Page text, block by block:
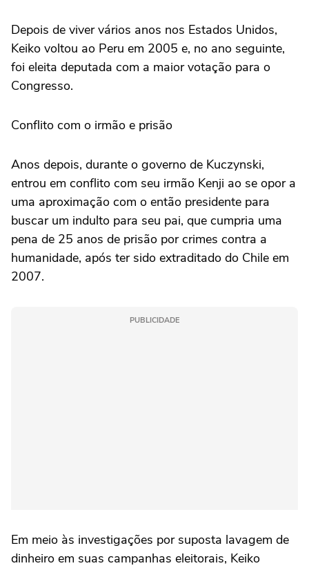
Depois de viver vários anos nos Estados Unidos,
Keiko voltou ao Peru em 2005 e, no ano seguinte,
foi eleita deputada com a maior votação para o
Congresso.
Conflito com o irmão e prisão
Anos depois, durante o governo de Kuczynski,
entrou em conflito com seu irmão Kenji ao se opor a
uma aproximação com o então presidente para
buscar um indulto para seu pai, que cumpria uma
pena de 25 anos de prisão por crimes contra a
humanidade, após ter sido extraditado do Chile em
2007.
PUBLICIDADE
Em meio às investigações por suposta lavagem de
dinheiro em suas campanhas eleitorais, Keiko